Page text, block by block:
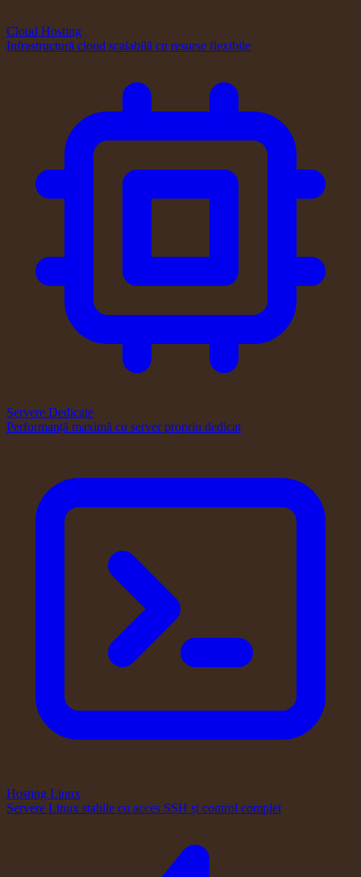
Cloud Hosting
Infrastructură cloud scalabilă cu resurse flexibile
Servere Dedicate
Performanță maximă cu server propriu dedicat
Hosting Linux
Servere Linux stabile cu acces SSH și control complet